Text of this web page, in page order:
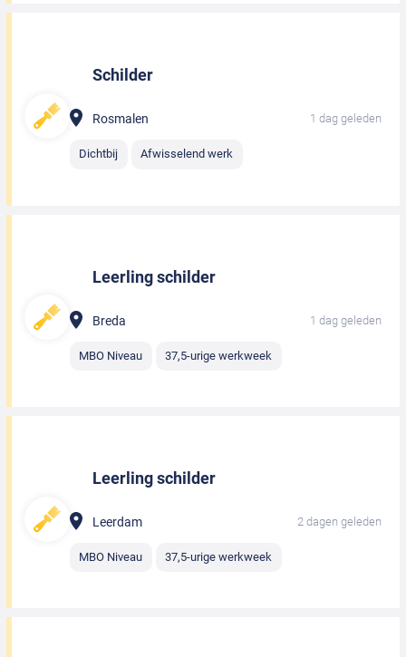
Schilder
Rosmalen 1 dag geleden
Dichtbij Afwisselend werk
Leerling schilder
Breda 1 dag geleden
MBO Niveau 37,5-urige werkweek
Leerling schilder
Leerdam 2 dagen geleden
MBO Niveau 37,5-urige werkweek